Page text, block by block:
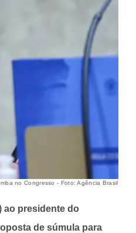
no Congresso - Foto: Agência Brasil
ao presidente do
de súmula para